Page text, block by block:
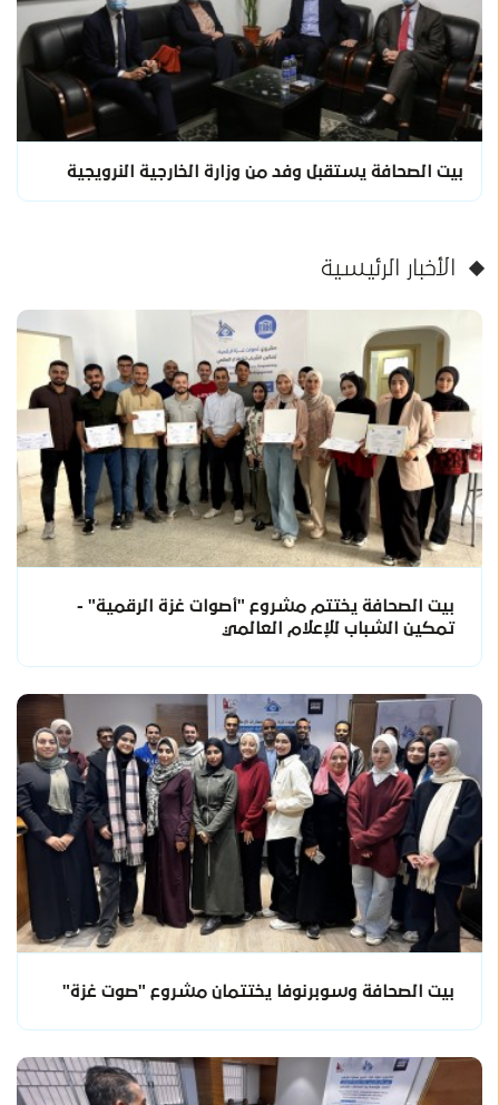
بيت الصحافة يستقبل وفد من وزارة الخارجية النرويجية
الأخبار الرئيسية
بيت الصحافة يختتم مشروع "أصوات غزة الرقمية" -
تمكين الشباب للإعلام العالمي
بيت الصحافة وسوبرنوفا يختتمان مشروع "صوت غزة"